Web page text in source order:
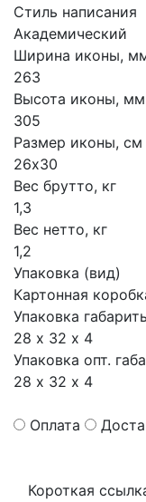
Стиль написания
Академический
Ширина иконы,
263
Высота иконы, мм
305
Размер иконы, см
26х30
Вес брутто, кг
1,3
Вес нетто, кг
1,2
Упаковка (вид)
Картонная
Упаковка
28 х 32 х 4
Упаковка опт.
28 х 32 х 4
Оплата
Короткая